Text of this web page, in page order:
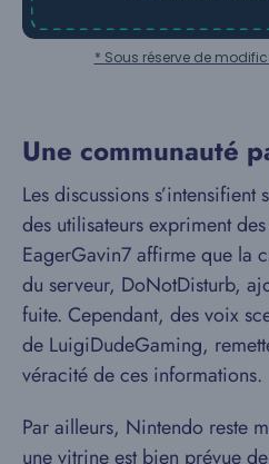
* Sous réserve de
Une communauté
Les discussions
des utilisateurs expriment
EagerGavin7 affirme que la
du serveur, DoNotDisturb,
fuite. Cependant, des voix
de LuigiDudeGaming,
véracité de ces informations.
Par ailleurs, Nintendo reste
une vitrine est bien prévue